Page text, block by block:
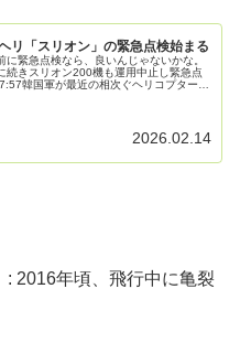
リ「スリオン」の緊急点検始まる
に緊急点検なら、良いんじゃないかな。
続きスリオン200機も運用中止し緊急点
韓国軍が最近の相次ぐヘリコプター事
2026.02.14
: 2016年頃、飛行中に亀裂